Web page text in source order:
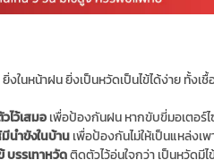
งในหน้าฝน ยิ่งเป็นหวัดเป็นไข้ได้ง่าย ทั้ง
ไว้เสมอ เพื่อป้องกันฝน หากขับขี่มอเตอร์
นำขังในบ้าน เพื่อป้องกันไม่ให้เป็นแหล่งเ
บรรเทาหวัดติดตัวไว้อุ่นใจกว่า เป็นหวัดมี